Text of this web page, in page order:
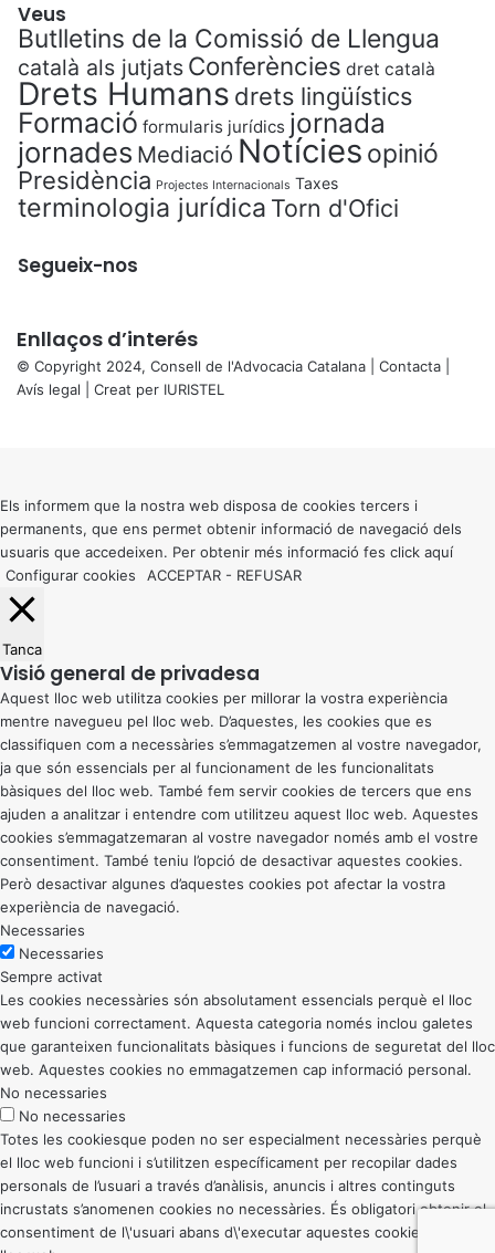
Veus
Butlletins de la Comissió de Llengua
català als jutjats Conferències dret català
Drets Humans drets lingüístics
Formació formularis jurídics jornada
jornades Mediació Notícies opinió
Presidència Projectes Internacionals Taxes
terminologia jurídica Torn d'Ofici
Segueix-nos
Enllaços d’interés
© Copyright 2024, Consell de l'Advocacia Catalana | Contacta
Avís legal | Creat per IURISTEL
button
Els informem que la nostra web disposa de cookies tercers i
permanents, que ens permet obtenir informació de navegació dels
usuaris que accedeixen. Per obtenir més informació fes click aquí
Configurar cookies
ACCEPTAR - REFUSAR
Tanca
Visió general de privadesa
Aquest lloc web utilitza cookies per millorar la vostra experiència
mentre navegueu pel lloc web. D’aquestes, les cookies que es
classifiquen com a necessàries s’emmagatzemen al vostre navegador,
ja que són essencials per al funcionament de les funcionalitats
bàsiques del lloc web. També fem servir cookies de tercers que ens
ajuden a analitzar i entendre com utilitzeu aquest lloc web. Aquestes
cookies s’emmagatzemaran al vostre navegador només amb el vostre
consentiment. També teniu l’opció de desactivar aquestes cookies.
Però desactivar algunes d’aquestes cookies pot afectar la vostra
experiència de navegació.
Necessaries
Necessaries
Sempre activat
Les cookies necessàries són absolutament essencials perquè el lloc
web funcioni correctament. Aquesta categoria només inclou galetes
que garanteixen funcionalitats bàsiques i funcions de seguretat del lloc
web. Aquestes cookies no emmagatzemen cap informació personal.
No necessaries
No necessaries
Totes les cookiesque poden no ser especialment necessàries perquè
el lloc web funcioni i s’utilitzen específicament per recopilar dades
personals de l’usuari a través d’anàlisis, anuncis i altres continguts
incrustats s’anomenen cookies no necessàries. És obligatori obtenir el
consentiment de l\'usuari abans d\'executar aquestes cookies al vostre